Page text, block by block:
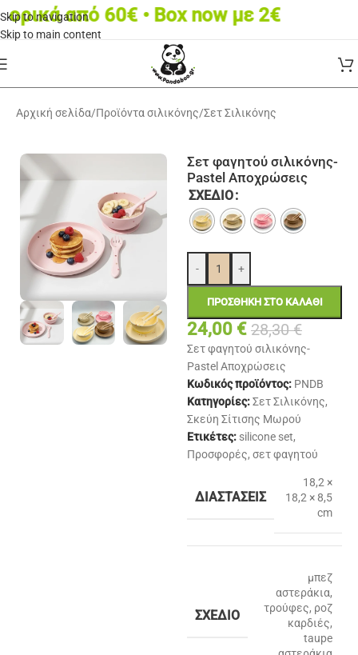
Skip to navigation
Skip to main content
από 60€ • Box now με 2€
Αρχική σελίδα/Προϊόντα σιλικόνης/Σετ Σιλικόνης
Σετ φαγητού σιλικόνης-
Pastel Αποχρώσεις
ΣΧΈΔΙΟ
- +
ΠΡΟΣΘΉΚΗ ΣΤΟ ΚΑΛΆΘΙ
24,00 € 28,30€
Σετ φαγητού σιλικόνης-
Pastel Αποχρώσεις
Κωδικός προϊόντος: PNDB
Κατηγορίες:Σετ Σιλικόνης,
Σκεύη Σίτισης Μωρού
Ετικέτες: silicone set,
Προσφορές, σετ φαγητού
ΔΙΑΣΤΆΣΕΙΣ
18,2 ×
18,2 × 8,5
cm
ΣΧΈΔΙΟ
μπεζ
αστεράκια,
τρούφες, ροζ
καρδιές,
taupe